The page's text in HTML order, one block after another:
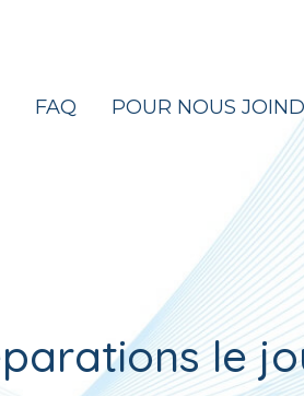
d’audiologie no. 1 quatre
FAQ POUR NOUS
le